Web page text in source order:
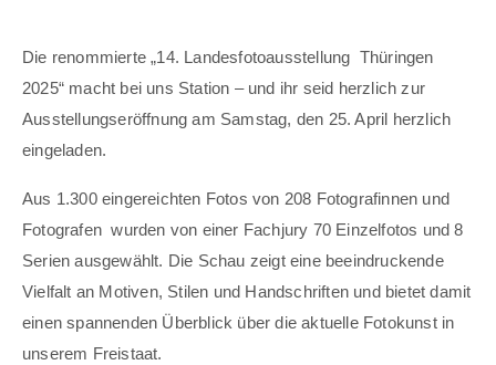
Öffnungszeiten
und Preise
Die renommierte „14. Landesfotoausstellung Thüringen
2025“ macht bei uns Station – und ihr seid herzlich zur
Ausstellungseröffnung am Samstag, den 25. April herzlich
eingeladen.
Aus 1.300 eingereichten Fotos von 208 Fotografinnen und
Fotografen wurden von einer Fachjury 70 Einzelfotos und 8
Serien ausgewählt. Die Schau zeigt eine beeindruckende
Vielfalt an Motiven, Stilen und Handschriften und bietet damit
einen spannenden Überblick über die aktuelle Fotokunst in
unserem Freistaat.